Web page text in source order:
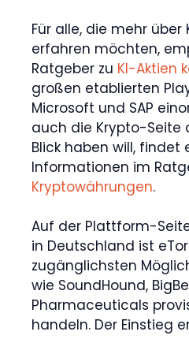
Für alle, die mehr über
erfahren möchten,
Ratgeber zu KI-Aktien
großen etablierten
Microsoft und SAP
auch die Krypto-Seite
Blick haben will, findet
Informationen im
Kryptowährungen.
Auf der Plattform-
in Deutschland ist
zugänglichsten
wie SoundHound,
Pharmaceuticals
handeln. Der Einstieg